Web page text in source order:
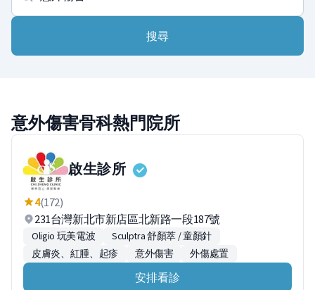
我是醫療人員
搜尋
意外傷害骨科熱門院所
啟生診所
4(172)
231台灣新北市新店區北新路一段187號
Oligio 玩美電波
Sculptra 舒顏萃 / 童顏針
皮膚炎、紅腫、起疹
意外傷害 外傷處置
安排看診